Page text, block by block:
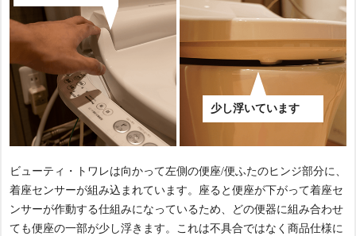
少し浮いています
ビューティ・トワレは向かって左側の便座/便ふたのヒンジ部分に、
着座センサーが組み込まれています。座ると便座が下がって着座セ
ンサーが作動する仕組みになっているため、どの便器に組み合わせ
ても便座の一部が少し浮きます。これは不具合ではなく商品仕様に